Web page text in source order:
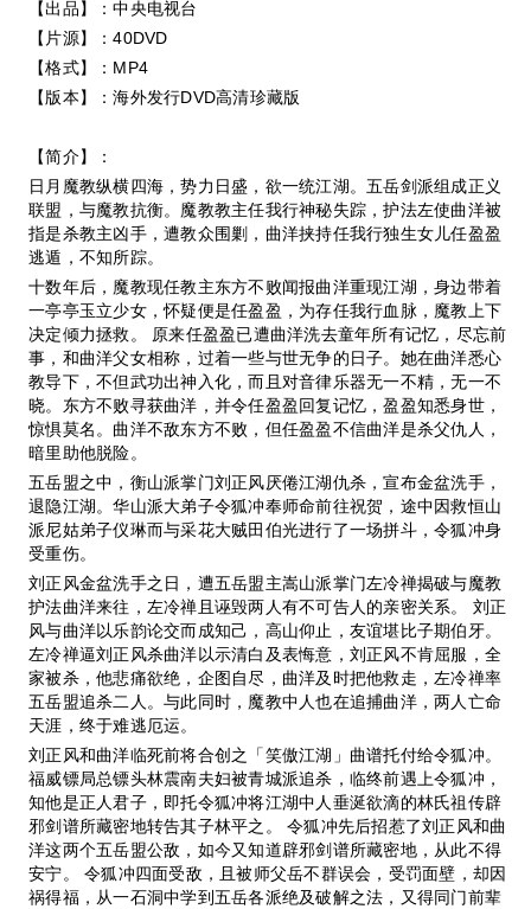
【出品】：中央电视台
【片源】：40DVD
【格式】：MP4
【版本】：海外发行DVD高清珍藏版
【简介】：
日月魔教纵横四海，势力日盛，欲一统江湖。五岳剑派组成正义
联盟，与魔教抗衡。魔教教主任我行神秘失踪，护法左使曲洋被
指是杀教主凶手，遭教众围剿，曲洋挟持任我行独生女儿任盈盈
逃遁，不知所踪。
十数年后，魔教现任教主东方不败闻报曲洋重现江湖，身边带着
一亭亭玉立少女，怀疑便是任盈盈，为存任我行血脉，魔教上下
决定倾力拯救。 原来任盈盈已遭曲洋洗去童年所有记忆，尽忘前
事，和曲洋父女相称，过着一些与世无争的日子。她在曲洋悉心
教导下，不但武功出神入化，而且对音律乐器无一不精，无一不
晓。东方不败寻获曲洋，并令任盈盈回复记忆，盈盈知悉身世，
惊惧莫名。曲洋不敌东方不败，但任盈盈不信曲洋是杀父仇人，
暗里助他脱险。
五岳盟之中，衡山派掌门刘正风厌倦江湖仇杀，宣布金盆洗手，
退隐江湖。华山派大弟子令狐冲奉师命前往祝贺，途中因救恒山
派尼姑弟子仪琳而与采花大贼田伯光进行了一场拼斗，令狐冲身
受重伤。
刘正风金盆洗手之日，遭五岳盟主嵩山派掌门左冷禅揭破与魔教
护法曲洋来往，左冷禅且诬毁两人有不可告人的亲密关系。 刘正
风与曲洋以乐韵论交而成知己，高山仰止，友谊堪比子期伯牙。
左冷禅逼刘正风杀曲洋以示清白及表悔意，刘正风不肯屈服，全
家被杀，他悲痛欲绝，企图自尽，曲洋及时把他救走，左冷禅率
五岳盟追杀二人。与此同时，魔教中人也在追捕曲洋，两人亡命
天涯，终于难逃厄运。
刘正风和曲洋临死前将合创之「笑傲江湖」曲谱托付给令狐冲。
福威镖局总镖头林震南夫妇被青城派追杀，临终前遇上令狐冲，
知他是正人君子，即托令狐冲将江湖中人垂涎欲滴的林氏祖传辟
邪剑谱所藏密地转告其子林平之。 令狐冲先后招惹了刘正风和曲
洋这两个五岳盟公敌，如今又知道辟邪剑谱所藏密地，从此不得
安宁。 令狐冲四面受敌，且被师父岳不群误会，受罚面壁，却因
祸得福，从一石洞中学到五岳各派绝及破解之法，又得同门前辈